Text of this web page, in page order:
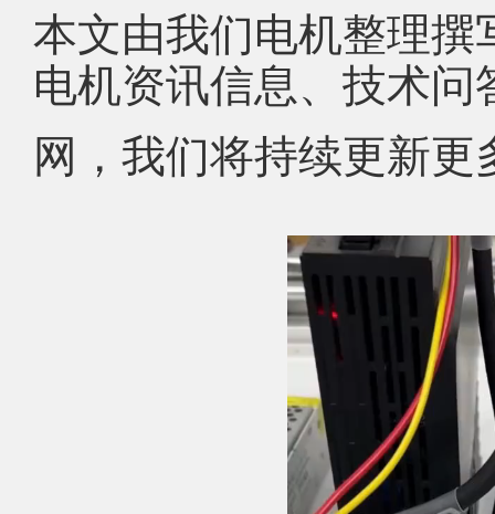
本文由我们电机整理
电机资讯信息、技术
网，我们将持续更新更